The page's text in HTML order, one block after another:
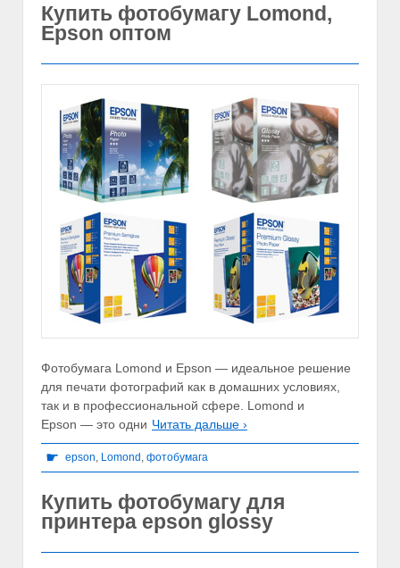
Купить фотобумагу Lomond,
Epson оптом
Фотобумага Lomond и Epson — идеальное решение
для печати фотографий как в домашних условиях,
так и в профессиональной сфере. Lomond и
Epson — это одни Читать дальше ›
☛ epson Lomond фотобумага
Купить фотобумагу для
принтера epson glossy